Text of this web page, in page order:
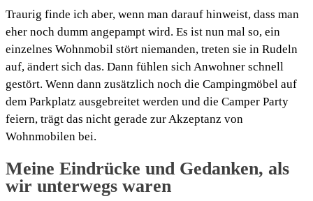
Traurig finde ich aber, wenn man darauf hinweist, dass man
eher noch dumm angepampt wird. Es ist nun mal so, ein
einzelnes Wohnmobil stört niemanden, treten sie in Rudeln
auf, ändert sich das. Dann fühlen sich Anwohner schnell
gestört. Wenn dann zusätzlich noch die Campingmöbel auf
dem Parkplatz ausgebreitet werden und die Camper Party
feiern, trägt das nicht gerade zur Akzeptanz von
Wohnmobilen bei.
Meine Eindrücke und Gedanken, als
wir unterwegs waren